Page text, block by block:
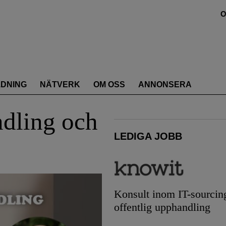
NÄTVERK OM OSS ANNONSERA
och
LEDIGA JOBB
Konsult inom IT-
offentlig upphandling